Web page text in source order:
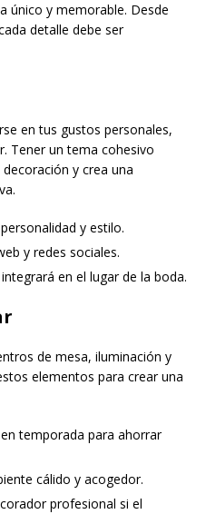
único y memorable. Desde
detalle debe ser
en tus gustos personales,
Tener un tema cohesivo
y crea una
y estilo.
y redes sociales.
en el lugar de la boda.
de mesa, iluminación y
elementos para crear una
temporada para ahorrar
cálido y acogedor.
profesional si el